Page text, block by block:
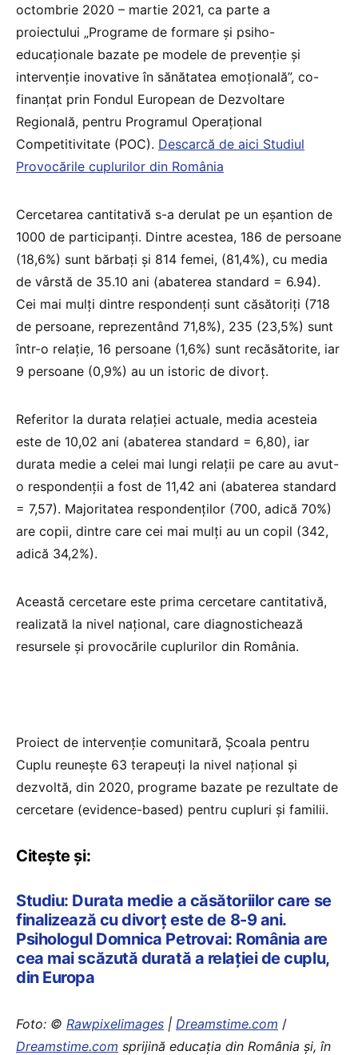
octombrie 2020 – martie 2021, ca parte a
proiectului „Programe de formare şi psiho-
educaţionale bazate pe modele de prevenţie şi
intervenţie inovative în sănătatea emoţională”, co-
finanţat prin Fondul European de Dezvoltare
Regională, pentru Programul Operaţional
Competitivitate (POC). Descarcă de aici Studiul
Provocările cuplurilor din România
Cercetarea cantitativă s-a derulat pe un eșantion de
1000 de participanți. Dintre acestea, 186 de persoane
(18,6%) sunt bărbați și 814 femei, (81,4%), cu media
de vârstă de 35.10 ani (abaterea standard = 6.94).
Cei mai mulți dintre respondenți sunt căsătoriți (718
de persoane, reprezentând 71,8%), 235 (23,5%) sunt
într-o relație, 16 persoane (1,6%) sunt recăsătorite, iar
9 persoane (0,9%) au un istoric de divorț.
Referitor la durata relației actuale, media acesteia
este de 10,02 ani (abaterea standard = 6,80), iar
durata medie a celei mai lungi relații pe care au avut-
o respondenții a fost de 11,42 ani (abaterea standard
= 7,57). Majoritatea respondenților (700, adică 70%)
are copii, dintre care cei mai mulți au un copil (342,
adică 34,2%).
Această cercetare este prima cercetare cantitativă,
realizată la nivel național, care diagnostichează
resursele și provocările cuplurilor din România.
Proiect de intervenție comunitară, Școala pentru
Cuplu reunește 63 terapeuți la nivel național și
dezvoltă, din 2020, programe bazate pe rezultate de
cercetare (evidence-based) pentru cupluri și familii.
Citește și:
Studiu: Durata medie a căsătoriilor care se
finalizează cu divorț este de 8-9 ani.
Psihologul Domnica Petrovai: România are
cea mai scăzută durată a relației de cuplu,
din Europa
Foto: © Rawpixelimages | Dreamstime.com /
Dreamstime.com sprijină educaţia din România şi, în